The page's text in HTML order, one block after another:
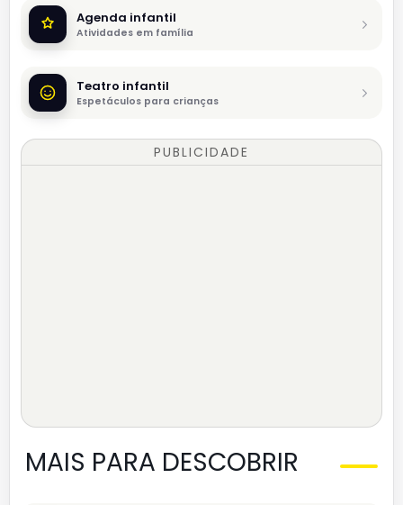
Agenda infantil
Atividades em família
Teatro infantil
Espetáculos para crianças
PUBLICIDADE
MAIS PARA DESCOBRIR